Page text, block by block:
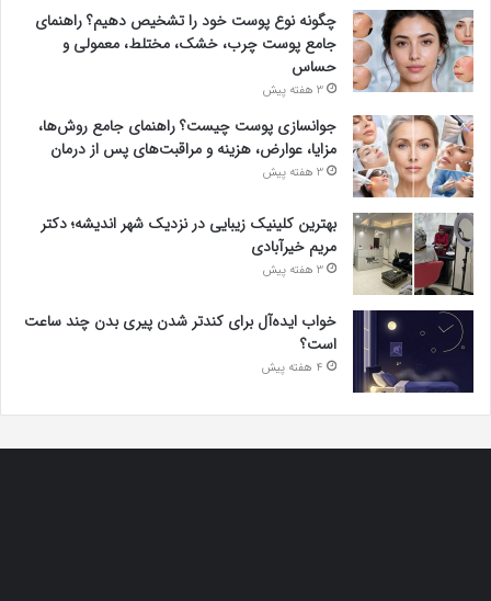
چگونه نوع پوست خود را تشخیص دهیم؟ راهنمای
جامع پوست چرب، خشک، مختلط، معمولی و
حساس
3 هفته پیش
جوانسازی پوست چیست؟ راهنمای جامع روش‌ها،
مزایا، عوارض، هزینه و مراقبت‌های پس از درمان
3 هفته پیش
بهترین کلینیک زیبایی در نزدیک شهر اندیشه؛ دکتر
مریم خیرآبادی
3 هفته پیش
خواب ایده‌آل برای کندتر شدن پیری بدن چند ساعت
است؟
4 هفته پیش